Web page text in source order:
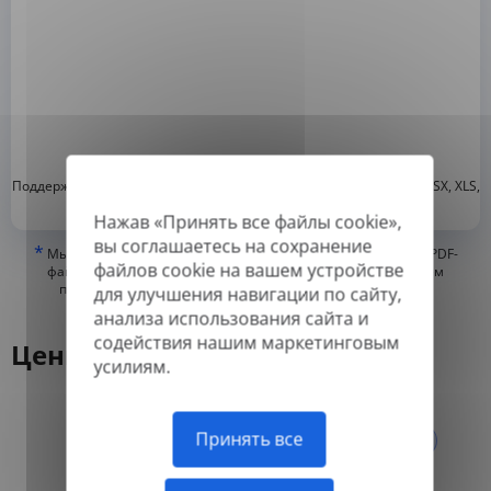
Нажав «Принять все файлы cookie»,
вы соглашаетесь на сохранение
файлов cookie на вашем устройстве
для улучшения навигации по сайту,
анализа использования сайта и
содействия нашим маркетинговым
усилиям.
Принять все
Поддерживаемые форматы: DOC, DOCX, ODT, PDF , CSV, PPTX, XLSX, XLS,
* Мы можем переводить только «истинные» или цифровые PDF-
файлы, а также файлы с возможностью поиска, но не можем
переводить PDF-файлы, состоящие из изображений, или
отсканированные PDF.
Цены
Ежемесячно Ежегодно